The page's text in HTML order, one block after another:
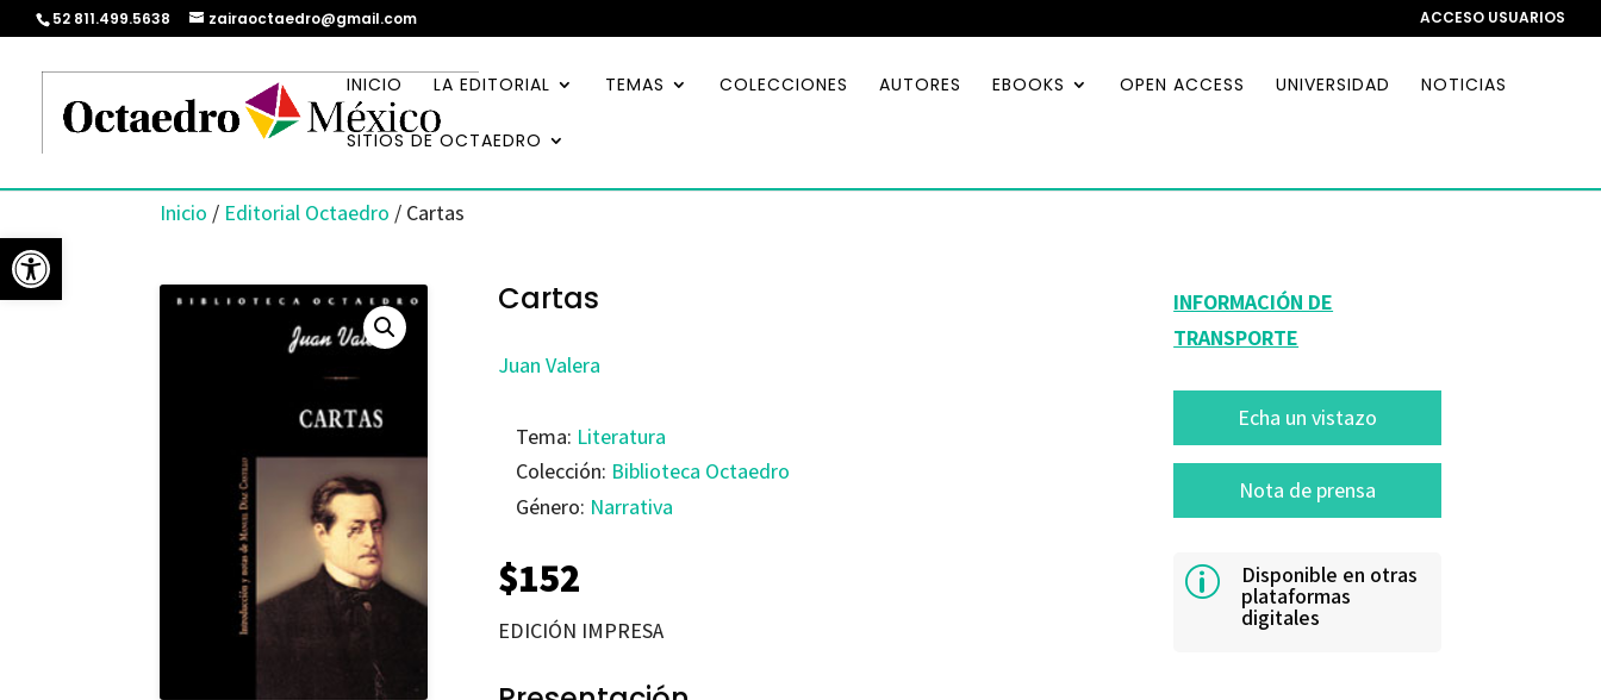
Abrir barra de herramientas
52 811.499.5638 zairaoctaedro@gmail.com ACCESO USUARIOS
INICIO LA EDITORIAL TEMAS COLECCIONES AUTORES EBOOKS OPEN ACCESS UNIVERSIDAD NOTICIAS
SITIOS DE OCTAEDRO
Inicio / Editorial Octaedro / Cartas
Cartas
Juan Valera
Tema: Literatura
Colección: Biblioteca Octaedro
Género: Narrativa
$152
EDICIÓN IMPRESA
INFORMACIÓN DE
TRANSPORTE
Echa un vistazo
Nota de prensa
p Disponible en otras
plataformas
digitales